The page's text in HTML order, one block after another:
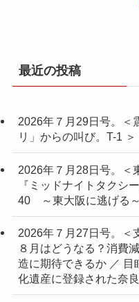
最近の投稿
2026年７月29日号。＜
リ」からの叫び。T-1 ＞
2026年７月28日号。＜
『ミッドナイトタク
40 ～東大阪に逃げる
2026年７月27日号。＜
８月はどうなる？消費
造に期待できるか ／ 目
化遺産に登録された奈